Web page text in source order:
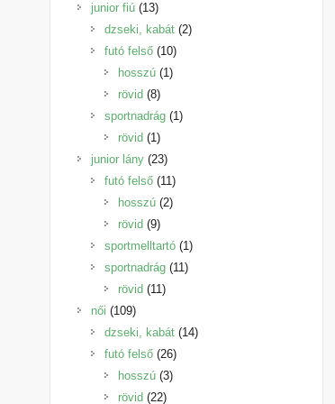
junior fiú 1313
termék
dzseki, kabát 22
futó felső 1010
termék
hosszú 11
rövid 88
termék
sportnadrág 11
rövid 11
termék
junior lány 2323
termék
futó felső 1111
termék
hosszú 22
rövid 99
termék
sportmelltartó 11
termék
sportnadrág 1111
rövid 1111
női 109109
termék
dzseki, kabát 1414
futó felső 2626
termék
hosszú 33
rövid 2222